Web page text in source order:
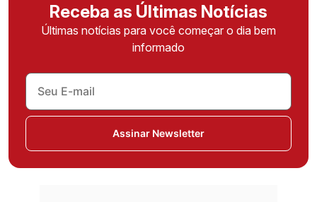
Receba as Últimas Notícias
Últimas notícias para você começar o dia bem
informado
Assinar Newsletter